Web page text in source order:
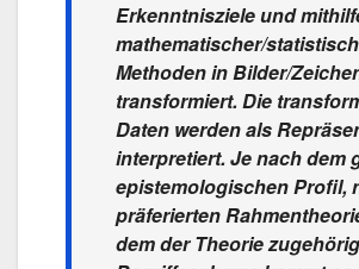
Erkenntnisziele und
mathematischer/
Methoden in Bilder/
transformiert. Die
Daten werden als
interpretiert. Je nach dem
epistemologischen Profil,
präferierten
dem der Theorie